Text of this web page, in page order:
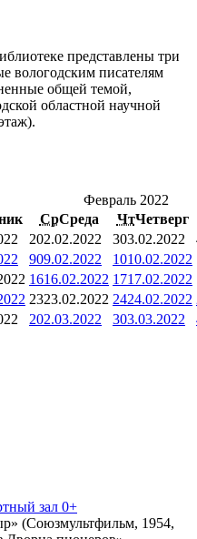
общей темой,
областной научной
Февраль 2022
СрСреда ЧтЧетверг
202.02.2022 303.02.2022
909.02.2022 1010.02.2022
1616.02.2022 1717.02.2022
2323.02.2022 2424.02.2022
202.03.2022 303.03.2022
зал 0+
(Союзмультфильм, 1954,